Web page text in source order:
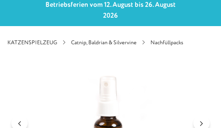
Betriebsferien vom 12. August bis 26. August
2026
KATZENSPIELZEUG Catnip, Baldrian & Silvervine Nachfüllpacks